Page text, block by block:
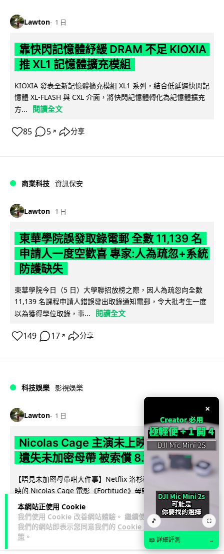
本網站正使用 Cookie
我們使用 Cookie 改善網站體驗。 繼續使用
我們的網站即表示您同意我們的 Cookie 政
策 。
Lawton 1 日
靠快閃記憶體紓緩 DRAM 不足 KIOXIA
推 XL1 記憶體擴充模組
KIOXIA 發表全新記憶體擴充模組 XL1 系列，結合低延遲快閃記
憶體 XL-FLASH 與 CXL 介面，將快閃記憶體轉化為記憶體擴充
方...
閱讀全文
85 5 ↗ 分享
商業科技 資訊保安
Lawton 1 日
東華學院誤發取錄電郵 全數 11,139 名
申請人一度空歡喜 專家:人為疏忽+系統
防護缺失
東華學院今日（5 日）大學聯招放榜之際，因人為疏忽向全數
11,139 名課程申請人錯誤發出取錄通知電郵，令大批考生一度
以為獲得學位取錄，事...
閱讀全文
149 17 ↗ 分享
科技娛樂 影視娛樂
Lawton 1 日
Nicolas Cage 主演未上映電影 Netflix
遺失未加密母帶 被索償 8.19 億港元
【唔見未加密母帶咁大件事】Netflix 洛杉磯辦公室被竊，未上
映的 Nicolas Cage 電影《Fortitude》母帶亦告失蹤。電影...
閱讀全文
184 10 ↗ 分享
×
🎵 ⛶
📖 詳細評測 →